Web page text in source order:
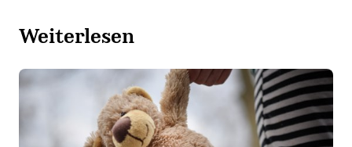
Weiterlesen